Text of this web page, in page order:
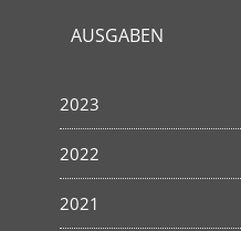
AUSGABEN
2023
2022
2021